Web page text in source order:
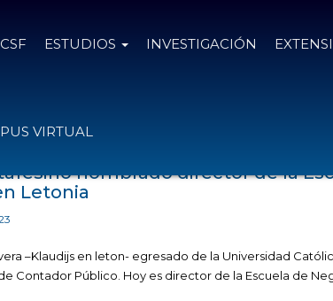
ESTUDIOS INVESTIGACIÓN
VIRTUAL
nombrado director de la
Letonia
–Klaudijs en leton- egresado de la Universidad
Contador Público. Hoy es director de la Escuela de